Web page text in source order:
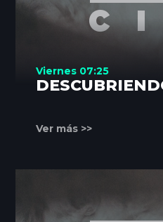
Viernes 07:25
Ver más >>